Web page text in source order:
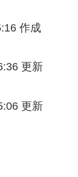
作成
更新
更新